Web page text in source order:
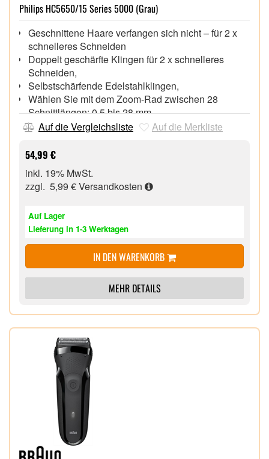
Philips HC5650/15 Series 5000 (Grau)
Geschnittene Haare verfangen sich nicht – für 2 x
schnelleres Schneiden
Doppelt geschärfte Klingen für 2 x schnelleres
Schneiden,
Selbstschärfende Edelstahlklingen,
Wählen Sie mit dem Zoom-Rad zwischen 28
Schnittlängen: 0,5 bis 28 mm
Bis zu 90 Minuten Betrieb ohne Kabel, Turbo-
Ergonomischer Griff für mehr Komfort und
Kontrolle,
100 % abwaschbar für eine einfache und schnelle
Reinigung,
Wartungsfrei – spart Zeit und Aufwand,
Auf die Vergleichsliste Auf die Merkliste
54,99 €
inkl. 19% MwSt.
zzgl. 5,99 €Versandkosten
Auf Lager
Lieferung in 1-3 Werktagen
IN DEN WARENKORB
MEHR DETAILS